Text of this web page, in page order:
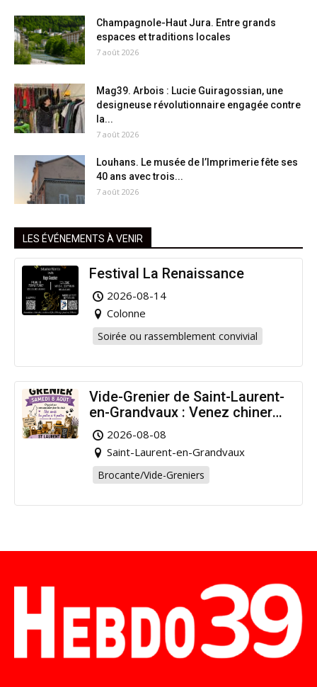
Champagnole-Haut Jura. Entre grands
espaces et traditions locales
7 août 2026
Mag39. Arbois : Lucie Guiragossian, une
designeuse révolutionnaire engagée contre
la...
7 août 2026
Louhans. Le musée de l’Imprimerie fête ses
40 ans avec trois...
7 août 2026
LES ÉVÉNEMENTS À VENIR
Festival La Renaissance
2026-08-14
Colonne
Soirée ou rassemblement convivial
Vide-Grenier de Saint-Laurent-
en-Grandvaux : Venez chiner
pour la bonne cause !
2026-08-08
Saint-Laurent-en-Grandvaux
Brocante/Vide-Greniers